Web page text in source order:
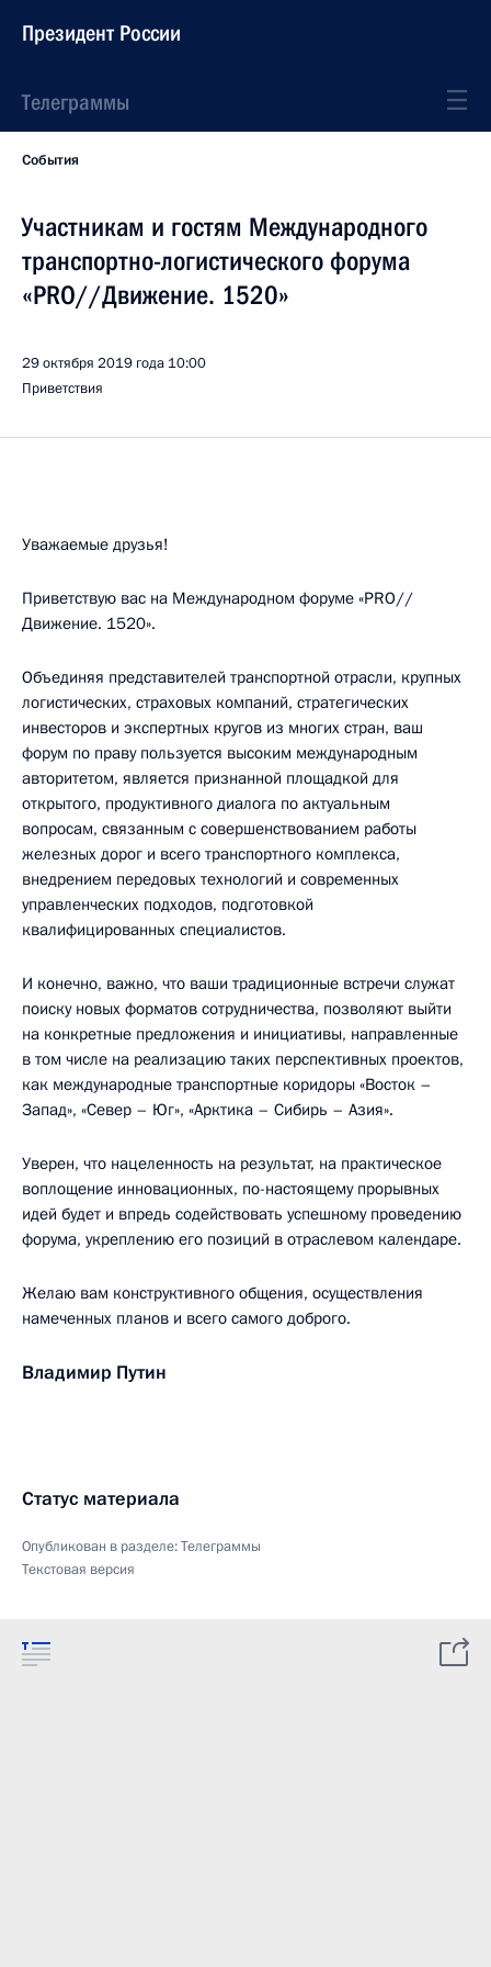
Президент России
Телеграммы
События
Участникам и гостям Международного
транспортно-логистического форума
«PRO//Движение. 1520»
29 октября 2019 года 10:00
Приветствия
Уважаемые друзья!
Приветствую вас на Международном форуме «PRO//
Движение. 1520».
Объединяя представителей транспортной отрасли, крупных
логистических, страховых компаний, стратегических
инвесторов и экспертных кругов из многих стран, ваш
форум по праву пользуется высоким международным
авторитетом, является признанной площадкой для
открытого, продуктивного диалога по актуальным
вопросам, связанным с совершенствованием работы
железных дорог и всего транспортного комплекса,
внедрением передовых технологий и современных
управленческих подходов, подготовкой
квалифицированных специалистов.
И конечно, важно, что ваши традиционные встречи служат
поиску новых форматов сотрудничества, позволяют выйти
на конкретные предложения и инициативы, направленные
в том числе на реализацию таких перспективных проектов,
как международные транспортные коридоры «Восток –
Запад», «Север – Юг», «Арктика – Сибирь – Азия».
Уверен, что нацеленность на результат, на практическое
воплощение инновационных, по-настоящему прорывных
идей будет и впредь содействовать успешному проведению
форума, укреплению его позиций в отраслевом календаре.
Желаю вам конструктивного общения, осуществления
намеченных планов и всего самого доброго.
Владимир Путин
Статус материала
Опубликован в разделе:Телеграммы
Текстовая версия